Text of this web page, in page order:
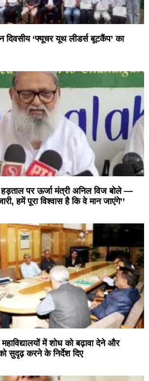
दिवसीय ‘फ्यूचर यूथ लीडर्स बूटकैंप’ का
हड़ताल पर ऊर्जा मंत्री अनिल विज बोले —
हमें पूरा विश्वास है कि वे मान जाएंगे’’
में शोध को बढ़ावा देने और
सुदृढ़ करने के निर्देश दिए